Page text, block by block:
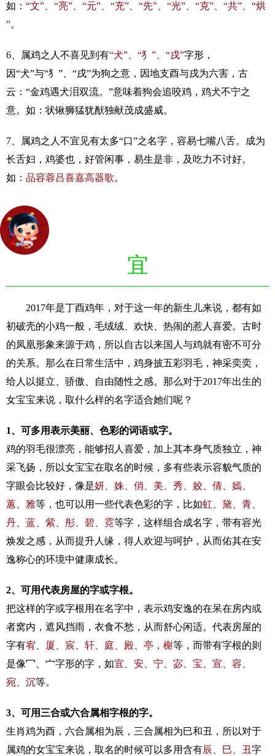
如： “文”、“亮”、“元”、“充”、“先”、“光”、“克”、“共”、“烘
”。
6、属鸡之人不喜见到有“犬”、“犭”、“戌”字形，
因“犬”与“犭”、“戌”为狗之意，因地支酉与戌为六害，古
云：“金鸡遇犬泪双流。”意味着狗会追咬鸡，鸡犬不宁之
意。如：状锹狮猛犹猷独献茂成盛威。
7、属鸡之人不宜见有太多“口”之名字，容易七嘴八舌。成为
长舌妇，鸡婆也，好管闲事，易生是非，及吃力不讨好。
如： 品容蓉吕喜嘉高器歌。
宜
2017年是丁酉鸡年，对于这一年的新生儿来说，都有如
初破壳的小鸡一般，毛绒绒、欢快、热闹的惹人喜爱。古时
的凤凰形象来源于鸡，所以自古以来国人与鸡就有密不可分
的关系。那么在日常生活中，鸡身披五彩羽毛，神采奕奕，
给人以挺立、骄傲、自由随性之感。那么对于2017年出生的
女宝宝来说，取什么样的名字适合她们呢？
1、可多用表示美丽、色彩的词语或字。
鸡的羽毛很漂亮，能够招人喜爱，加上其本身气质独立，神
采飞扬，所以女宝宝在取名的时候，多有些表示容貌气质的
字眼会比较好，像是妍、姝、俏、美、秀、姣、倩、嫣、
蕙、雅等，也可以用一些代表色彩的字，比如虹、黛、青、
丹、蓝、紫、彤、碧、霓等字，这样组合成名字，带有容光
焕发之感，从而提升人缘，得人欢迎与呵护，从而佑其在安
逸称心的环境中健康成长。
2、可用代表房屋的字或字根。
把这样的字或字根用在名字中，表示鸡安逸的在呆在房内或
者窝内，遮风挡雨，衣食不愁，从而舒心闲适。代表房屋的
字有宥、厦、宸、轩、庭、殿、亭，榭等，而带有字根的则
是像冖、宀字形的字，如宜、安、宁、宓、宝、宣、容、
宛、沉等。
3、可用三合或六合属相字根的字。
生肖鸡为酉，六合属相为辰，三合属相为巳和丑，所以对于
属鸡的女宝宝来说，取名的时候可以多用含有辰、巳、丑字